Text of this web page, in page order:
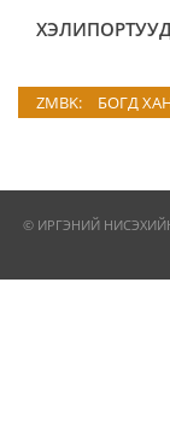
ZMBK: БОГД
© ИРГЭНИЙ